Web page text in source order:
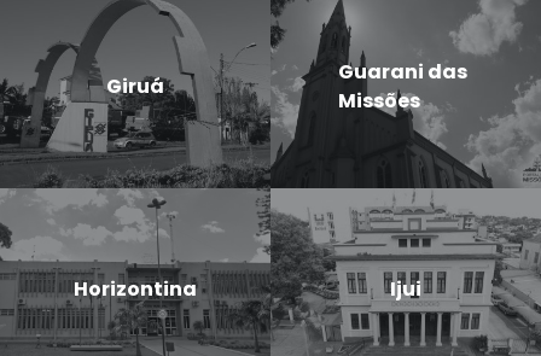
Giruá
Guarani das
Missões
Horizontina Ijui